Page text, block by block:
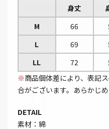
身丈
M
66
L
69
LL
72
※商品個体差により、表記
合がございます。あらかじめ
DETAIL
素材：綿